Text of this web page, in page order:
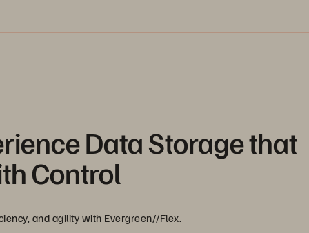
Data Storage that
Control
and agility with Evergreen//Flex.